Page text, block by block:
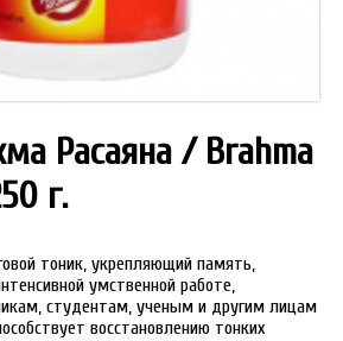
Расаяна / Brahma
г.
тоник, укрепляющий память,
умственной работе,
студентам, ученым и другим лицам
восстановлению тонких